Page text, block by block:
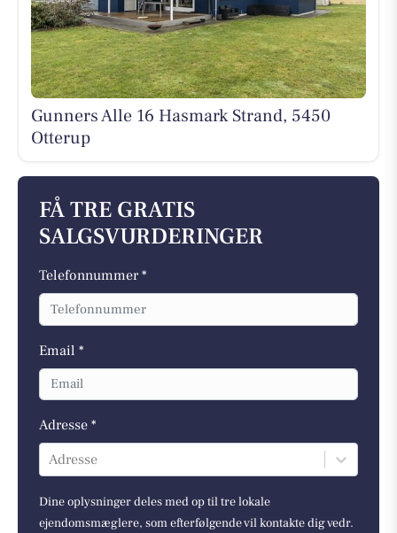
Gunners Alle 16 Hasmark Strand, 5450
Otterup
FÅ TRE GRATIS
SALGSVURDERINGER
Telefonnummer *
Email *
Adresse *
Adresse
Dine oplysninger deles med op til tre lokale
ejendomsmæglere, som efterfølgende vil kontakte dig vedr.